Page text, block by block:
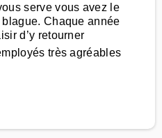
serve vous avez le
Chaque année
d’y retourner
très agréables